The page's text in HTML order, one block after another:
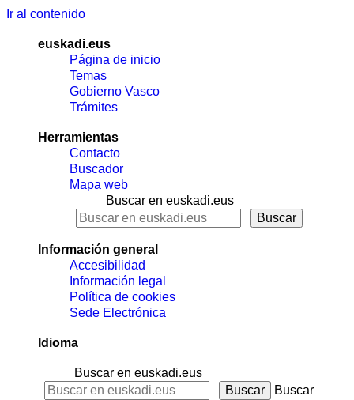
Ir al contenido
euskadi.eus
Página de inicio
Temas
Gobierno Vasco
Trámites
Herramientas
Contacto
Buscador
Mapa web
Buscar en euskadi.eus
Información general
Accesibilidad
Información legal
Política de cookies
Sede Electrónica
Idioma
Buscar en euskadi.eus
Buscar